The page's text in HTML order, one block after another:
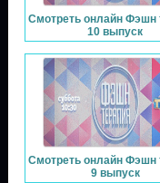
Смотреть онлайн Фэшн
10 выпуск
Смотреть онлайн Фэшн
9 выпуск